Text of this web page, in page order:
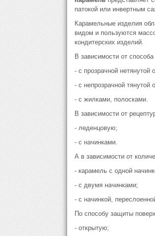
патокой или инвертным
Карамельные изделия
видом и пользуются
кондитерских изделий.
В зависимости от
- с прозрачной нетянутой
- с непрозрачной тянутой
- с жилками, полосками.
В зависимости от
- леденцовую;
- с начинками.
А в зависимости от
- карамель с одной
- с двумя начинками;
- с начинкой,
По способу защиты
- открытую;